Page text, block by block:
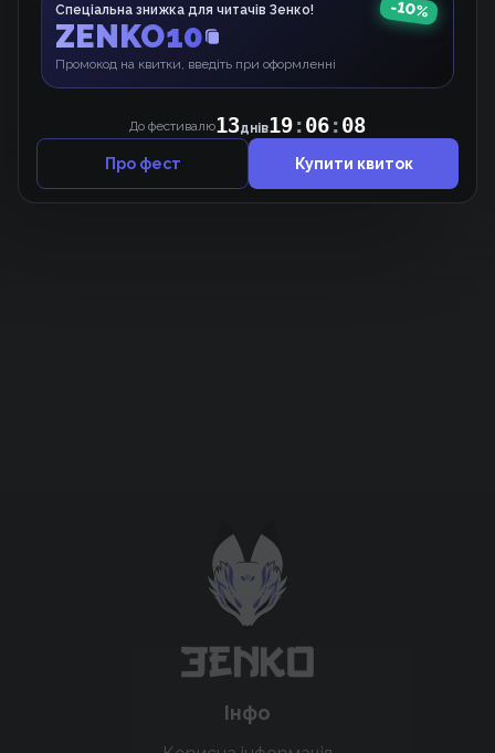
Принцеса-віщунка
крутих нововведень
Підтримати проєкт
Інфо
Спеціальна знижка для читачів Зенко!
ZENKO10
Промокод на квитки, введіть при оформленні
-10%
До фестивалю13днів19:06:08
Про фест Купити квиток